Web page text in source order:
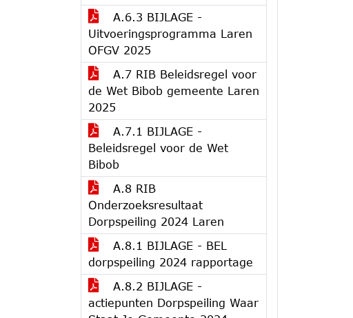
A.6.3 BIJLAGE -
Uitvoeringsprogramma Laren
OFGV 2025
A.7 RIB Beleidsregel voor
de Wet Bibob gemeente Laren
2025
A.7.1 BIJLAGE -
Beleidsregel voor de Wet
Bibob
A.8 RIB
Onderzoeksresultaat
Dorpspeiling 2024 Laren
A.8.1 BIJLAGE - BEL
dorpspeiling 2024 rapportage
A.8.2 BIJLAGE -
actiepunten Dorpspeiling Waar